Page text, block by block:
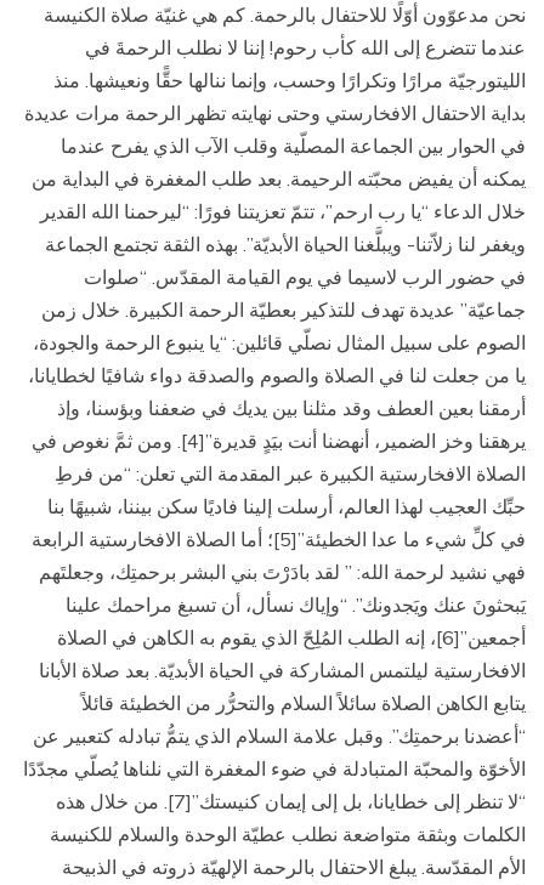
نحن مدعوّون أوّلًا للاحتفال بالرحمة. كم هي غنيّة صلاة الكنيسة
عندما تتضرع إلى الله كأب رحوم! إننا لا نطلب الرحمةَ في
الليتورجيّة مرارًا وتكرارًا وحسب، وإنما ننالها حقًّا ونعيشها. منذ
بداية الاحتفال الافخارستي وحتى نهايته تظهر الرحمة مرات عديدة
في الحوار بين الجماعة المصلّية وقلب الآب الذي يفرح عندما
يمكنه أن يفيض محبّته الرحيمة. بعد طلب المغفرة في البداية من
خلال الدعاء “يا رب ارحم”، تتمّ تعزيتنا فورًا: “ليرحمنا الله القدير
ويغفر لنا زلاّتنا- ويبلَّغنا الحياة الأبديّة”. بهذه الثقة تجتمع الجماعة
في حضور الرب لاسيما في يوم القيامة المقدّس. “صلوات
جماعيّة” عديدة تهدف للتذكير بعطيّة الرحمة الكبيرة. خلال زمن
الصوم على سبيل المثال نصلّي قائلين: “يا ينبوع الرحمة والجودة،
يا من جعلت لنا في الصلاة والصوم والصدقة دواء شافيًا لخطايانا،
أرمقنا بعين العطف وقد مثلنا بين يديك في ضعفنا وبؤسنا، وإذ
يرهقنا وخز الضمير، أنهضنا أنت بيَدٍ قديرة”[4]. ومن ثمَّ نغوص في
الصلاة الافخارستية الكبيرة عبر المقدمة التي تعلن: “من فرطِ
حبِّك العجيب لهذا العالم، أرسلت إلينا فاديًا سكن بيننا، شبيهًا بنا
في كلِّ شيء ما عدا الخطيئة”[5]؛ أما الصلاة الافخارستية الرابعة
فهي نشيد لرحمة الله: ” لقد بادَرْتَ بني البشر برحمتِك، وجعلتَهم
يَبحثونَ عنك ويَجدونك”. “وإياك نسأل، أن تسبغ مراحمك علينا
أجمعين”[6]، إنه الطلب المُلِحّ الذي يقوم به الكاهن في الصلاة
الافخارستية ليلتمس المشاركة في الحياة الأبديّة. بعد صلاة الأبانا
يتابع الكاهن الصلاة سائلاً السلام والتحرُّر من الخطيئة قائلاً
“أعضدنا برحمتِك”. وقبل علامة السلام الذي يتمُّ تبادله كتعبير عن
الأخوّة والمحبّة المتبادلة في ضوء المغفرة التي نلناها يُصلّي مجدّدًا
“لا تنظر إلى خطايانا، بل إلى إيمان كنيستك”[7]. من خلال هذه
الكلمات وبثقة متواضعة نطلب عطيّة الوحدة والسلام للكنيسة
الأم المقدّسة. يبلغ الاحتفال بالرحمة الإلهيّة ذروته في الذبيحة